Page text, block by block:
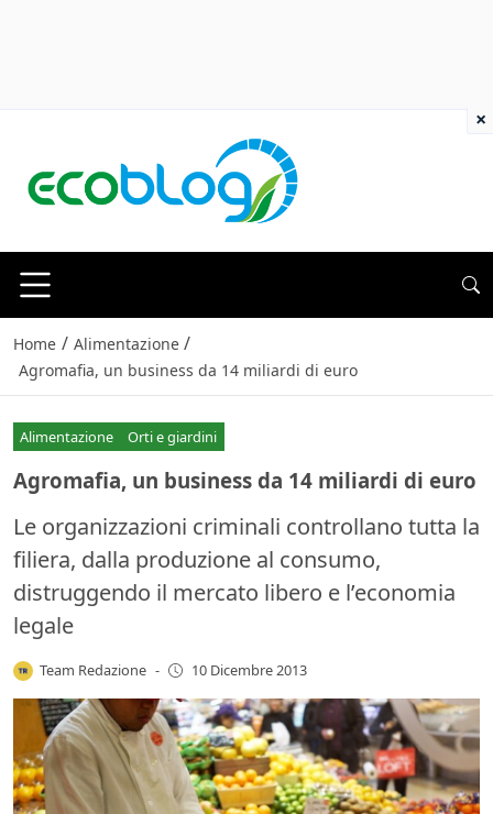
Home / Alimentazione /
Agromafia, un business da 14 miliardi di euro
Alimentazione Orti e giardini
Agromafia, un business da 14 miliardi di euro
Le organizzazioni criminali controllano tutta la
filiera, dalla produzione al consumo,
distruggendo il mercato libero e l’economia
legale
Team Redazione - 10 Dicembre 2013
×